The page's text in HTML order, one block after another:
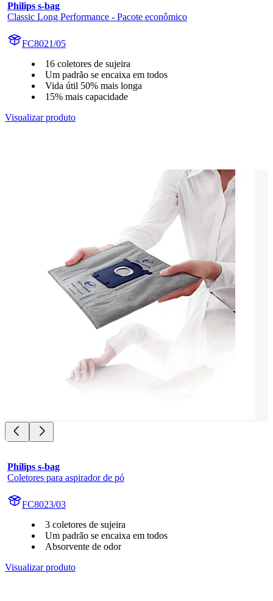
Philips s-bag
Classic Long Performance - Pacote econômico
FC8021/05
16 coletores de sujeira
Um padrão se encaixa em todos
Vida útil 50% mais longa
15% mais capacidade
Visualizar produto
Philips s-bag
Coletores para aspirador de pó
FC8023/03
3 coletores de sujeira
Um padrão se encaixa em todos
Absorvente de odor
Visualizar produto